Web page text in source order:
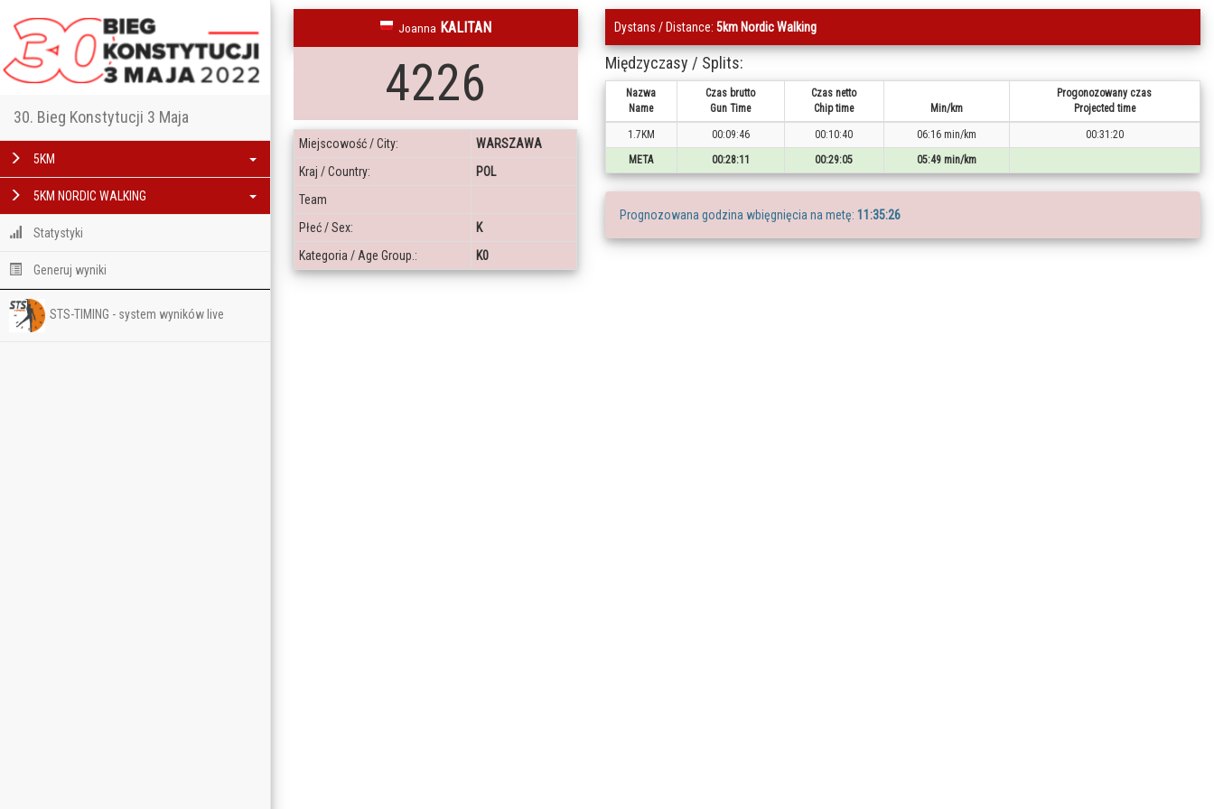
30. Bieg Konstytucji 3 Maja
5KM
5KM NORDIC WALKING
Statystyki
Generuj wyniki
STS-TIMING - system wyników live
Joanna KALITAN
4226
Miejscowość / City:
WARSZAWA
Kraj / Country:
POL
Team
Płeć / Sex:
K
Kategoria / Age Group.:
K0
Dystans / Distance: 5km Nordic Walking
Międzyczasy / Splits:
Nazwa
Name
Czas brutto
Gun Time
Czas netto
Chip time
Min/km
Progonozowany czas
Projected time
1.7KM 00:09:46 00:10:40 06:16 min/km
00:31:20
META
00:28:11 00:29:05 05:49 min/km
Prognozowana godzina wbięgnięcia na metę: 11:35:26